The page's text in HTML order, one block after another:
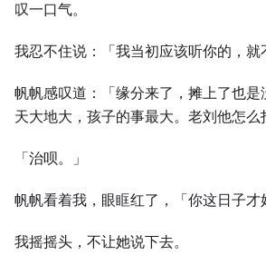
叹一口气。
我忍不住说：「我当初应该听你的，就
帆帆感叹道：「缘分来了，摊上了也是
天大地大，孩子的事最大。老刘他怎么
「治呗。」
帆帆看着我，眼眶红了，「你这日子才
我摇摇头，不让她说下去。